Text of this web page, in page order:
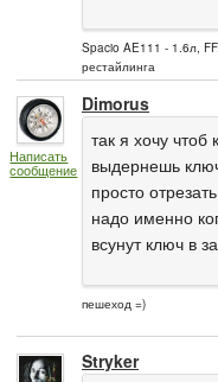
Spacio AE111 - 1.6л,
рестайлинга
Написать
сообщение
Dimorus
так я хочу
выдернешь
просто
надо именно
всунут ключ в
пешеход =)
Stryker